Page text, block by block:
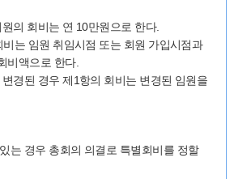
의 회비는 연 10만원으로 한다.
는 임원 취임시점 또는 회원 가입시점과
비액으로 한다.
경된 경우 제1항의 회비는 변경된 임원을
는 경우 총회의 의결로 특별회비를 정할